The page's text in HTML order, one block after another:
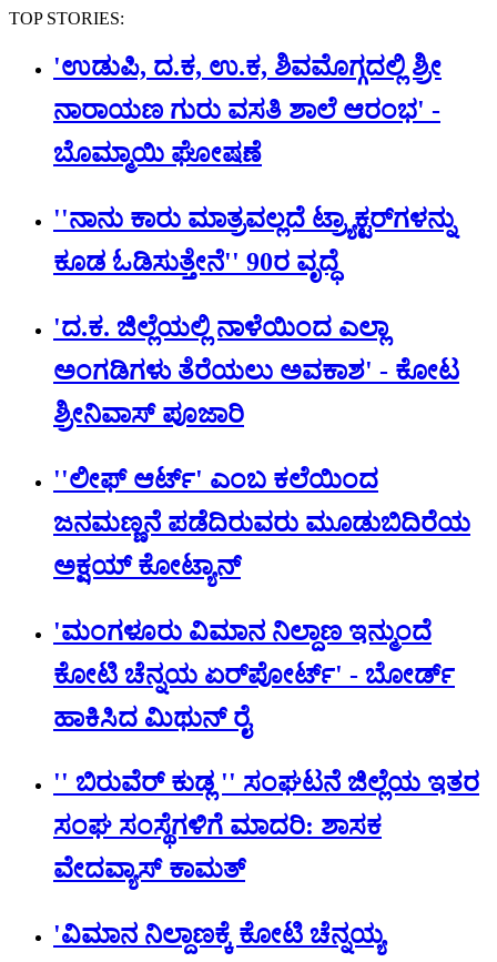
TOP STORIES:
'ಉಡುಪಿ, ದ.ಕ, ಉ.ಕ, ಶಿವಮೊಗ್ಗದಲ್ಲಿ ಶ್ರೀ
ನಾರಾಯಣ ಗುರು ವಸತಿ ಶಾಲೆ ಆರಂಭ' -
ಬೊಮ್ಮಾಯಿ ಘೋಷಣೆ
''ನಾನು ಕಾರು ಮಾತ್ರವಲ್ಲದೆ ಟ್ರ್ಯಾಕ್ಟರ್​ಗಳನ್ನು
ಕೂಡ ಓಡಿಸುತ್ತೇನೆ'' 90ರ ವೃದ್ಧೆ
'ದ.ಕ. ಜಿಲ್ಲೆಯಲ್ಲಿ ನಾಳೆಯಿಂದ ಎಲ್ಲಾ
ಅಂಗಡಿಗಳು ತೆರೆಯಲು ಅವಕಾಶ' - ಕೋಟ
ಶ್ರೀನಿವಾಸ್ ಪೂಜಾರಿ
''ಲೀಫ್ ಆರ್ಟ್' ಎಂಬ ಕಲೆಯಿಂದ
ಜನಮಣ್ಣನೆ ಪಡೆದಿರುವರು ಮೂಡುಬಿದಿರೆಯ
ಅಕ್ಷಯ್ ಕೋಟ್ಯಾನ್
'ಮಂಗಳೂರು ವಿಮಾನ ನಿಲ್ದಾಣ ಇನ್ಮುಂದೆ
ಕೋಟಿ ಚೆನ್ನಯ ಏರ್‌‌ಪೋರ್ಟ್' - ಬೋರ್ಡ್
ಹಾಕಿಸಿದ ಮಿಥುನ್‌ ರೈ
'' ಬಿರುವೆರ್ ಕುಡ್ಲ '' ಸಂಘಟನೆ ಜಿಲ್ಲೆಯ ಇತರ
ಸಂಘ ಸಂಸ್ಥೆಗಳಿಗೆ ಮಾದರಿ: ಶಾಸಕ
ವೇದವ್ಯಾಸ್ ಕಾಮತ್
'ವಿಮಾನ ನಿಲ್ದಾಣಕ್ಕೆ ಕೋಟಿ ಚೆನ್ನಯ್ಯ